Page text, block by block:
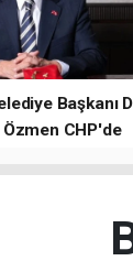
Başkanı
CHP'de